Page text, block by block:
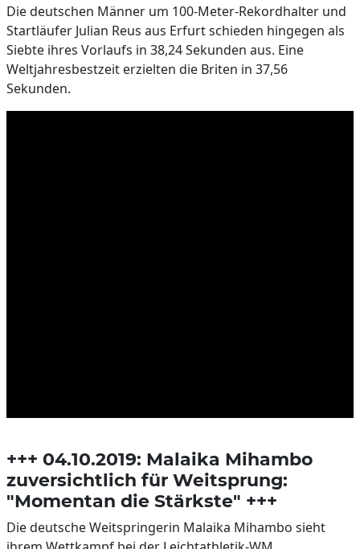
Die deutschen Männer um 100-Meter-Rekordhalter und
Startläufer Julian Reus aus Erfurt schieden hingegen als
Siebte ihres Vorlaufs in 38,24 Sekunden aus. Eine
Weltjahresbestzeit erzielten die Briten in 37,56
Sekunden.
+++ 04.10.2019: Malaika Mihambo
zuversichtlich für Weitsprung:
"Momentan die Stärkste" +++
Die deutsche Weitspringerin Malaika Mihambo sieht